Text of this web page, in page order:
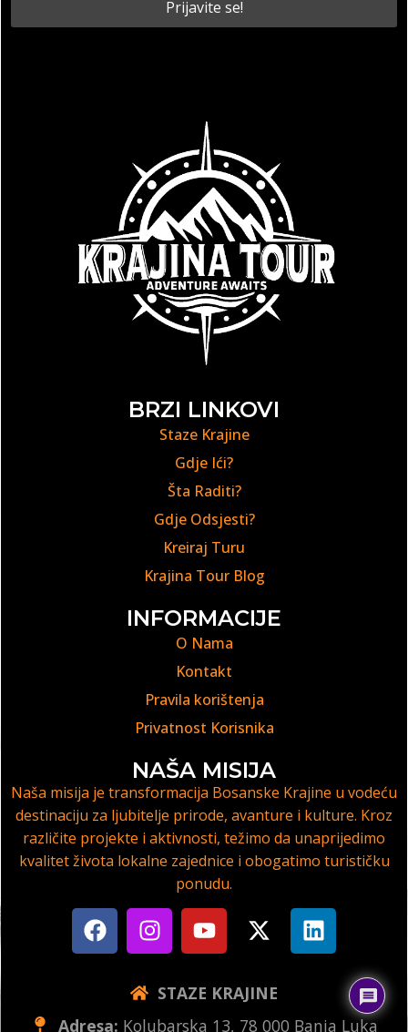
BRZI LINKOVI
Staze Krajine
Gdje Ići?
Šta Raditi?
Gdje Odsjesti?
Kreiraj Turu
Krajina Tour Blog
INFORMACIJE
O Nama
Kontakt
Pravila korištenja
Privatnost Korisnika
NAŠA MISIJA
Naša misija je transformacija Bosanske Krajine u vodeću
destinaciju za ljubitelje prirode, avanture i kulture. Kroz
različite projekte i aktivnosti, težimo da unaprijedimo
kvalitet života lokalne zajednice i obogatimo turističku
ponudu.
STAZE KRAJINE
Adresa: Kolubarska 13, 78 000 Banja Luka